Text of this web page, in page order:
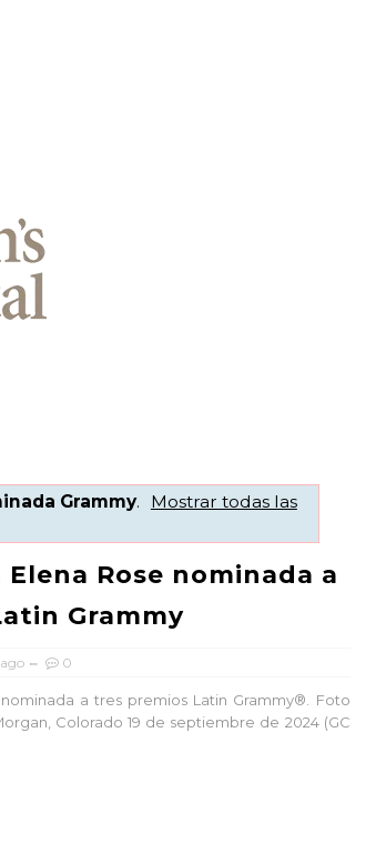
Grammy.
Mostrar todas las
Rose nominada a
Grammy
0
a tres premios Latin Grammy®. Foto
Colorado 19 de septiembre de 2024 (GC